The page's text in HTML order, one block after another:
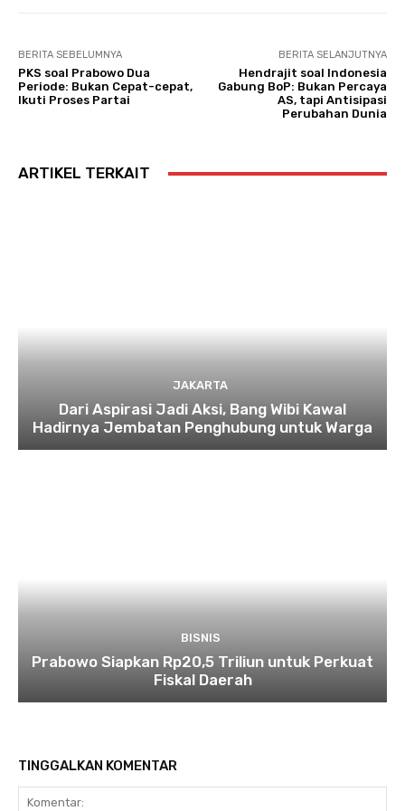
BERITA SEBELUMNYA
PKS soal Prabowo Dua
Periode: Bukan Cepat-cepat,
Ikuti Proses Partai
BERITA SELANJUTNYA
Hendrajit soal Indonesia
Gabung BoP: Bukan Percaya
AS, tapi Antisipasi
Perubahan Dunia
ARTIKEL TERKAIT
JAKARTA
Dari Aspirasi Jadi Aksi, Bang Wibi Kawal
Hadirnya Jembatan Penghubung untuk Warga
BISNIS
Prabowo Siapkan Rp20,5 Triliun untuk Perkuat
Fiskal Daerah
TINGGALKAN KOMENTAR